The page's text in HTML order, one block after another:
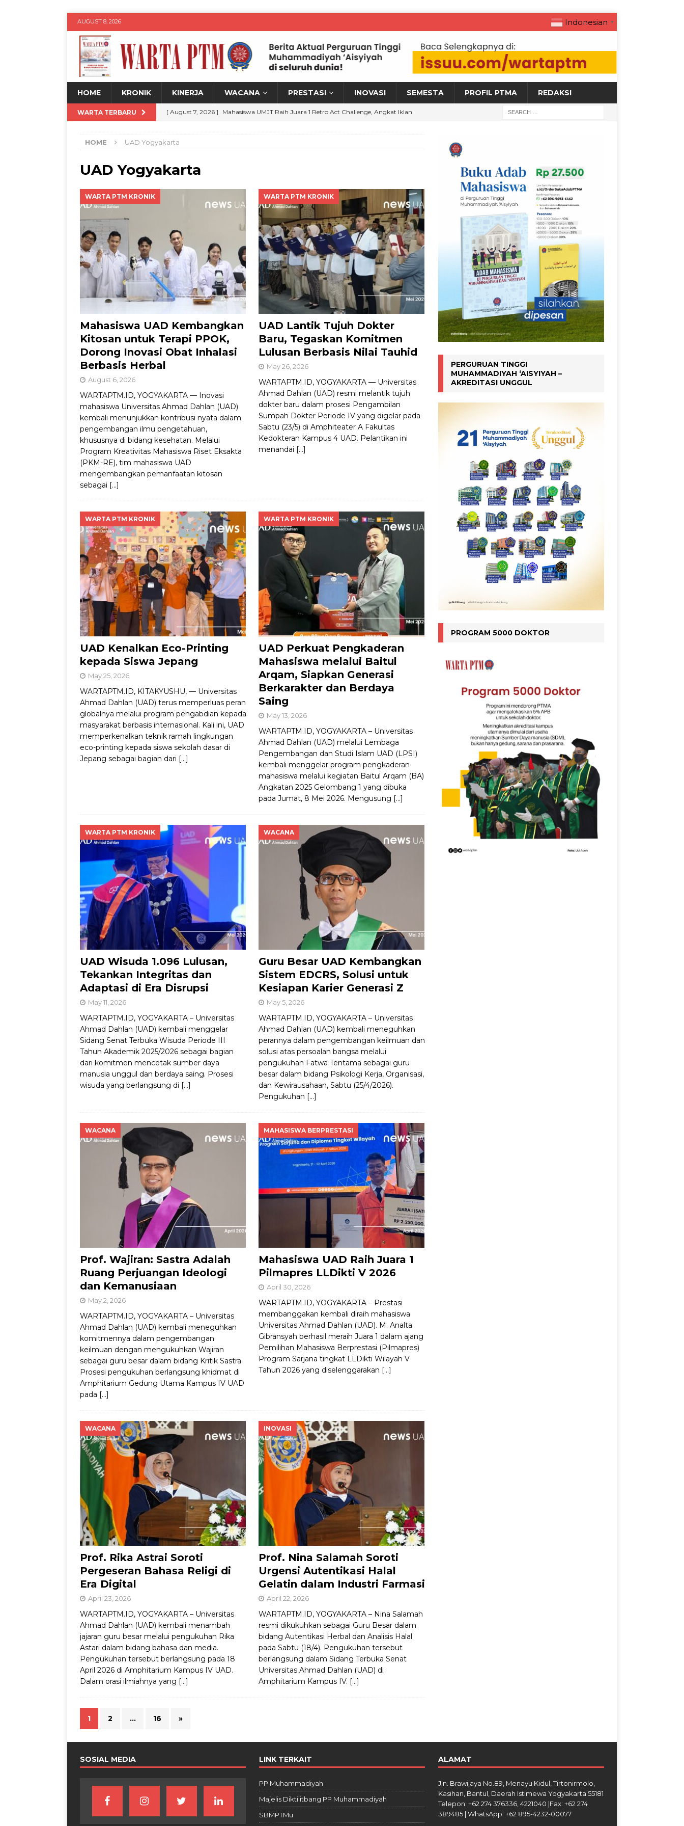
AUGUST 8, 2026 Indonesian ▼
HOME KRONIK KINERJA WACANA PRESTASI INOVASI SEMESTA PROFIL PTMA REDAKSI
WARTA TERBARU [ August 7, 2026 ] Mahasiswa UMJT Raih Juara 1 Retro Act Challenge, Angkat Iklan
[ August 7, 2026 ]
WARTA PTM KRONIK
Dosen UMPB Implementasikan PkM, Energi Terbarukan Perkuat
Kemandirian Nelayan Manokwari WARTA PTM KRONIK
HOME UAD Yogyakarta
UAD Yogyakarta
WARTA PTM KRONIK
Mahasiswa UAD Kembangkan
Kitosan untuk Terapi PPOK,
Dorong Inovasi Obat Inhalasi
Berbasis Herbal
August 6, 2026
WARTAPTM.ID, YOGYAKARTA — Inovasi
mahasiswa Universitas Ahmad Dahlan (UAD)
kembali menunjukkan kontribusi nyata dalam
pengembangan ilmu pengetahuan,
khususnya di bidang kesehatan. Melalui
Program Kreativitas Mahasiswa Riset Eksakta
(PKM-RE), tim mahasiswa UAD
mengembangkan pemanfaatan kitosan
sebagai […]
WARTA PTM KRONIK
UAD Lantik Tujuh Dokter
Baru, Tegaskan Komitmen
Lulusan Berbasis Nilai Tauhid
May 26, 2026
WARTAPTM.ID, YOGYAKARTA — Universitas
Ahmad Dahlan (UAD) resmi melantik tujuh
dokter baru dalam prosesi Pengambilan
Sumpah Dokter Periode IV yang digelar pada
Sabtu (23/5) di Amphiteater A Fakultas
Kedokteran Kampus 4 UAD. Pelantikan ini
menandai […]
WARTA PTM KRONIK
UAD Kenalkan Eco-Printing
kepada Siswa Jepang
May 25, 2026
WARTAPTM.ID, KITAKYUSHU, — Universitas
Ahmad Dahlan (UAD) terus memperluas peran
globalnya melalui program pengabdian kepada
masyarakat berbasis internasional. Kali ini, UAD
memperkenalkan teknik ramah lingkungan
eco-printing kepada siswa sekolah dasar di
Jepang sebagai bagian dari […]
WARTA PTM KRONIK
UAD Perkuat Pengkaderan
Mahasiswa melalui Baitul
Arqam, Siapkan Generasi
Berkarakter dan Berdaya
Saing
May 13, 2026
WARTAPTM.ID, YOGYAKARTA – Universitas
Ahmad Dahlan (UAD) melalui Lembaga
Pengembangan dan Studi Islam UAD (LPSI)
kembali menggelar program pengkaderan
mahasiswa melalui kegiatan Baitul Arqam (BA)
Angkatan 2025 Gelombang 1 yang dibuka
pada Jumat, 8 Mei 2026. Mengusung […]
WARTA PTM KRONIK
UAD Wisuda 1.096 Lulusan,
Tekankan Integritas dan
Adaptasi di Era Disrupsi
May 11, 2026
WARTAPTM.ID, YOGYAKARTA – Universitas
Ahmad Dahlan (UAD) kembali menggelar
Sidang Senat Terbuka Wisuda Periode III
Tahun Akademik 2025/2026 sebagai bagian
dari komitmen mencetak sumber daya
manusia unggul dan berdaya saing. Prosesi
wisuda yang berlangsung di […]
WACANA
Guru Besar UAD Kembangkan
Sistem EDCRS, Solusi untuk
Kesiapan Karier Generasi Z
May 5, 2026
WARTAPTM.ID, YOGYAKARTA – Universitas
Ahmad Dahlan (UAD) kembali meneguhkan
perannya dalam pengembangan keilmuan dan
solusi atas persoalan bangsa melalui
pengukuhan Fatwa Tentama sebagai guru
besar dalam bidang Psikologi Kerja, Organisasi,
dan Kewirausahaan, Sabtu (25/4/2026).
Pengukuhan […]
WACANA
Prof. Wajiran: Sastra Adalah
Ruang Perjuangan Ideologi
dan Kemanusiaan
May 2, 2026
WARTAPTM.ID, YOGYAKARTA – Universitas
Ahmad Dahlan (UAD) kembali meneguhkan
komitmennya dalam pengembangan
keilmuan dengan mengukuhkan Wajiran
sebagai guru besar dalam bidang Kritik Sastra.
Prosesi pengukuhan berlangsung khidmat di
Amphitarium Gedung Utama Kampus IV UAD
pada […]
MAHASISWA BERPRESTASI
Mahasiswa UAD Raih Juara 1
Pilmapres LLDikti V 2026
April 30, 2026
WARTAPTM.ID, YOGYAKARTA – Prestasi
membanggakan kembali diraih mahasiswa
Universitas Ahmad Dahlan (UAD). M. Analta
Gibransyah berhasil meraih Juara 1 dalam ajang
Pemilihan Mahasiswa Berprestasi (Pilmapres)
Program Sarjana tingkat LLDikti Wilayah V
Tahun 2026 yang diselenggarakan […]
WACANA
Prof. Rika Astrai Soroti
Pergeseran Bahasa Religi di
Era Digital
April 23, 2026
WARTAPTM.ID, YOGYAKARTA – Universitas
Ahmad Dahlan (UAD) kembali menambah
jajaran guru besar melalui pengukuhan Rika
Astari dalam bidang bahasa dan media.
Pengukuhan tersebut berlangsung pada 18
April 2026 di Amphitarium Kampus IV UAD.
Dalam orasi ilmiahnya yang […]
INOVASI
Prof. Nina Salamah Soroti
Urgensi Autentikasi Halal
Gelatin dalam Industri Farmasi
April 22, 2026
WARTAPTM.ID, YOGYAKARTA – Nina Salamah
resmi dikukuhkan sebagai Guru Besar dalam
bidang Autentikasi Herbal dan Analisis Halal
pada Sabtu (18/4). Pengukuhan tersebut
berlangsung dalam Sidang Terbuka Senat
Universitas Ahmad Dahlan (UAD) di
Amphitarium Kampus IV. […]
1 2 … 16 »
PERGURUAN TINGGI
MUHAMMADIYAH ‘AISYIYAH –
AKREDITASI UNGGUL
PROGRAM 5000 DOKTOR
SOSIAL MEDIA LINK TERKAIT
PP Muhammadiyah
Majelis Diktilitbang PP Muhammadiyah
SBMPTMu
ALAMAT
Jln. Brawijaya No.89, Menayu Kidul, Tirtonirmolo,
Kasihan, Bantul, Daerah Istimewa Yogyakarta 55181
Telepon: +62 274 376336, 4221040 |Fax: +62 274
389485 | WhatsApp: +62 895-4232-00077